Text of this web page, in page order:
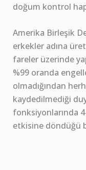
doğum kontrol
Amerika Birleşik
erkekler adına
fareler üzerinde
%99 oranda
olmadığından
kaydedilmediği
fonksiyonlarında
etkisine döndüğü